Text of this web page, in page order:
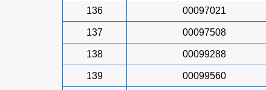
136 00097021
137 00097508
138 00099288
139 00099560